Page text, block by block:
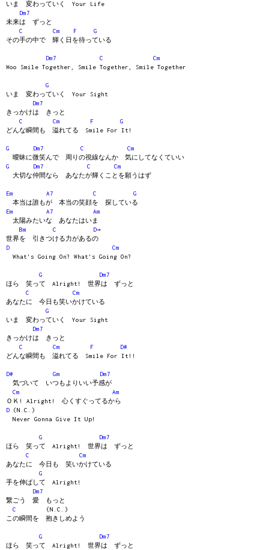
いま 変わっていく Your Life
Dm7
未来は ずっと
C
Cm F
G
その手の中で 輝く日を待っている
Dm7 C
Cm
Woo Smile Together, Smile Together, Smile Together
G
いま 変わっていく Your Sight
Dm7
きっかけは きっと
C
Cm F
G
どんな瞬間も 溢れてる Smile For It!
G Dm7 C
Cm
曖昧に微笑んで 周りの視線なんか 気にしてなくていい
G
Dm7 C
Cm
大切な仲間なら あなたが輝くことを願うはず
Em A7 C
G
本当は誰もが 本当の笑顔を 探している
Em
A7
Am
太陽みたいな あなたはいま
Bm
C D→
世界を 引きつける力があるの
D
Cm
What's Going On? What's Going On?
G
Dm7
ほら 笑って Alright! 世界は ずっと
C
Cm
あなたに 今日も笑いかけている
G
いま 変わっていく Your Sight
Dm7
きっかけは きっと
C
Cm F
D#
どんな瞬間も 溢れてる Smile For It!!
D# Gm
Dm7
気づいて いつもよりいい予感が
Cm
Am
ＯＫ! Alright! 心くすぐってるから
D (N.C.)
Never Gonna Give It Up!
G
Dm7
ほら 笑って Alright! 世界は ずっと
C
Cm
あなたに 今日も 笑いかけている
G
手を伸ばして Alright!
Dm7
繋ごう 愛 もっと
C (N.C.)
この瞬間を 抱きしめよう
G
Dm7
ほら 笑って Alright! 世界は ずっと